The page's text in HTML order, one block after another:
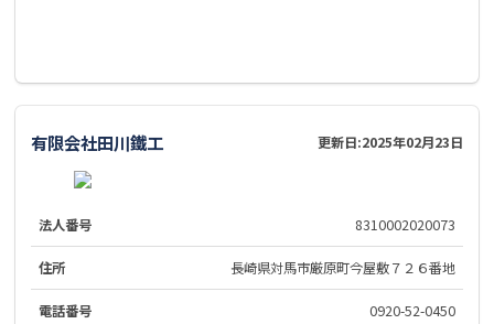
有限会社田川鐵工 更新日:2025年02月23日
法人番号 8310002020073
住所 長崎県対馬市厳原町今屋敷７２６番地
電話番号 0920-52-0450